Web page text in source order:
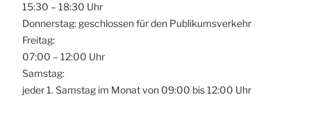
15:30 – 18:30 Uhr
Donnerstag: geschlossen für den Publikumsverkehr
Freitag:
07:00 – 12:00 Uhr
Samstag:
jeder 1. Samstag im Monat von 09:00 bis 12:00 Uhr